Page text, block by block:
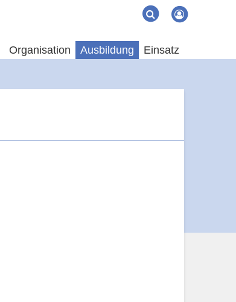
Suche Suchen
Organisation Ausbildung Einsatz